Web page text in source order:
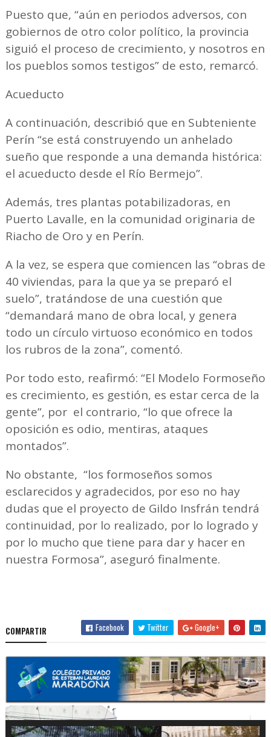
Puesto que, “aún en periodos adversos, con
gobiernos de otro color político, la provincia
siguió el proceso de crecimiento, y nosotros en
los pueblos somos testigos” de esto, remarcó.
Acueducto
A continuación, describió que en Subteniente
Perín “se está construyendo un anhelado
sueño que responde a una demanda histórica:
el acueducto desde el Río Bermejo”.
Además, tres plantas potabilizadoras, en
Puerto Lavalle, en la comunidad originaria de
Riacho de Oro y en Perín.
A la vez, se espera que comiencen las “obras de
40 viviendas, para la que ya se preparó el
suelo”, tratándose de una cuestión que
“demandará mano de obra local, y genera
todo un círculo virtuoso económico en todos
los rubros de la zona”, comentó.
Por todo esto, reafirmó: “El Modelo Formoseño
es crecimiento, es gestión, es estar cerca de la
gente”, por el contrario, “lo que ofrece la
oposición es odio, mentiras, ataques
montados”.
No obstante, “los formoseños somos
esclarecidos y agradecidos, por eso no hay
dudas que el proyecto de Gildo Insfrán tendrá
continuidad, por lo realizado, por lo logrado y
por lo mucho que tiene para dar y hacer en
nuestra Formosa”, aseguró finalmente.
COMPARTIR Facebook Twitter Google+